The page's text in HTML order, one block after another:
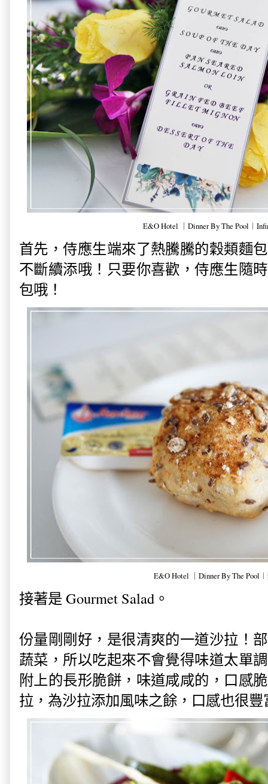
E&O Hotel ｜Dinner By The
首先，侍應生端來了熱騰騰的穀類麵
不斷續添哦！只要你喜歡，侍應生隨
包哦！
E&O Hotel ｜Dinner By The
接著是 Gourmet Salad。
份量剛剛好，是很清爽的一道沙拉！
蔬菜，所以吃起來不會覺得味道太單
附上的長形脆餅，味道咸咸的，口感
拉，為沙拉添加風味之餘，口感也很豐